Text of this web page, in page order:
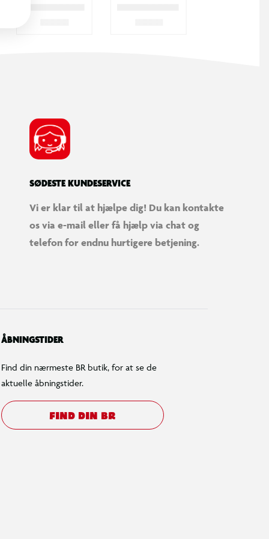
SØDESTE KUNDESERVICE
Vi er klar til at hjælpe dig! Du kan kontakte
os via e-mail eller få hjælp via chat og
telefon for endnu hurtigere betjening.
ÅBNINGSTIDER
Find din nærmeste BR butik, for at se de
aktuelle åbningstider.
FIND DIN BR